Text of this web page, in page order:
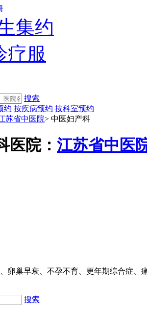
搜索
约 按疾病预约 按科室预约
苏省中医院> 中医妇产科
医院： 江苏省中医
卵巢早衰、不孕不育、更年期综合症、
搜索